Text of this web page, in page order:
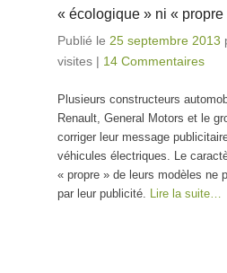
« écologique » ni « propre
Publié le 25 septembre 2013
visites | 14 Commentaires
Plusieurs constructeurs
Renault, General Motors et le
corriger leur message
véhicules électriques. Le
« propre » de leurs modèles ne
par leur publicité. Lire la suite…